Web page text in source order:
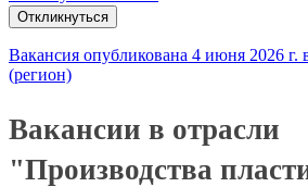
Откликнуться
Вакансия опубликована 4 июня 2026 г.
(регион)
Вакансии в отрасли
"Производства